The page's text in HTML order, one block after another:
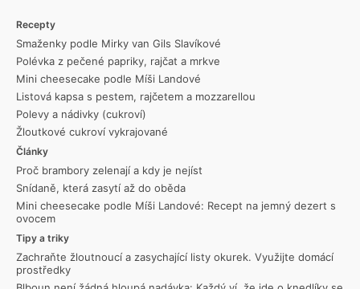
Recepty
Smaženky podle Mirky van Gils Slavíkové
Polévka z pečené papriky, rajčat a mrkve
Mini cheesecake podle Míši Landové
Listová kapsa s pestem, rajčetem a mozzarellou
Polevy a nádivky (cukroví)
Žloutkové cukroví vykrajované
Články
Proč brambory zelenají a kdy je nejíst
Snídaně, která zasytí až do oběda
Mini cheesecake podle Míši Landové: Recept na jemný dezert s
ovocem
Tipy a triky
Zachraňte žloutnoucí a zasychající listy okurek. Využijte domácí
prostředky